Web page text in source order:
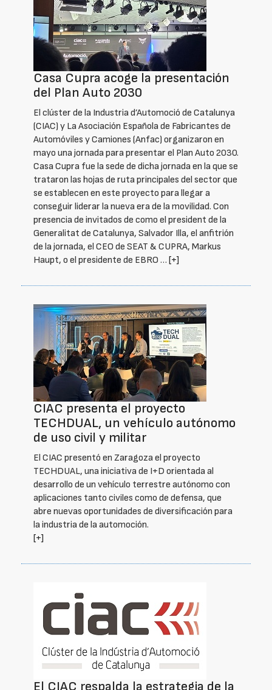
Casa Cupra acoge la presentación
del Plan Auto 2030
El clúster de la Industria d’Automoció de Catalunya
(CIAC) y La Asociación Española de Fabricantes de
Automóviles y Camiones (Anfac) organizaron en
mayo una jornada para presentar el Plan Auto 2030.
Casa Cupra fue la sede de dicha jornada en la que se
trataron las hojas de ruta principales del sector que
se establecen en este proyecto para llegar a
conseguir liderar la nueva era de la movilidad. Con
presencia de invitados de como el president de la
Generalitat de Catalunya, Salvador Illa, el anfitrión
de la jornada, el CEO de SEAT & CUPRA, Markus
Haupt, o el presidente de EBRO … [+]
CIAC presenta el proyecto
TECHDUAL, un vehículo autónomo
de uso civil y militar
El CIAC presentó en Zaragoza el proyecto
TECHDUAL, una iniciativa de I+D orientada al
desarrollo de un vehículo terrestre autónomo con
aplicaciones tanto civiles como de defensa, que
abre nuevas oportunidades de diversificación para
la industria de la automoción.
[+]
El CIAC respalda la estrategia de la